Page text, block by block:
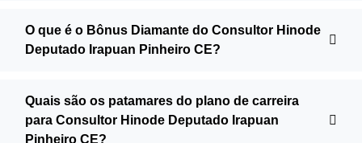
O que é o Bônus Diamante do Consultor Hinode
Deputado Irapuan Pinheiro CE?
Quais são os patamares do plano de carreira
para Consultor Hinode Deputado Irapuan
Pinheiro CE?